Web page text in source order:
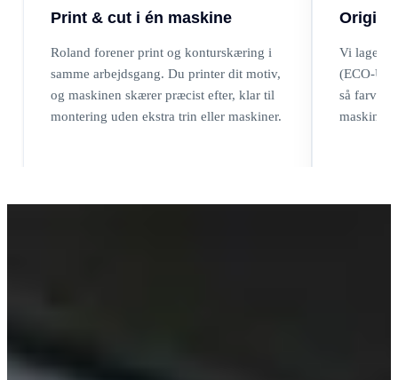
Print & cut i én maskine
Roland forener print og konturskæring i
samme arbejdsgang. Du printer dit motiv,
og maskinen skærer præcist efter, klar til
montering uden ekstra trin eller maskiner.
Vi
(ECO-UV
så
maskine